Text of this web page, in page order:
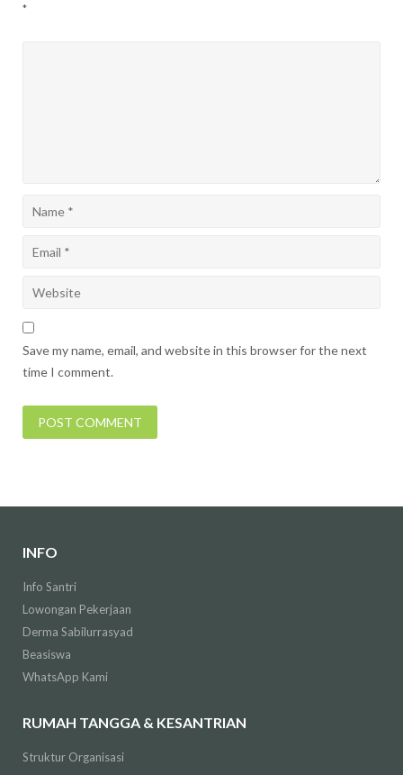
*
Save my name, email, and website in this browser for the next
time I comment.
INFO
Info Santri
Lowongan Pekerjaan
Derma Sabilurrasyad
Beasiswa
WhatsApp Kami
RUMAH TANGGA & KESANTRIAN
Struktur Organisasi